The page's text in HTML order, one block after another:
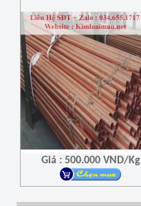
Giá : 500.000 VND/Kg